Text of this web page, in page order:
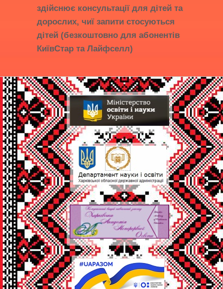
здійснює консультації для дітей та
дорослих, чиї запити стосуються
дітей (безкоштовно для абонентів
КиївСтар та Лайфселл)